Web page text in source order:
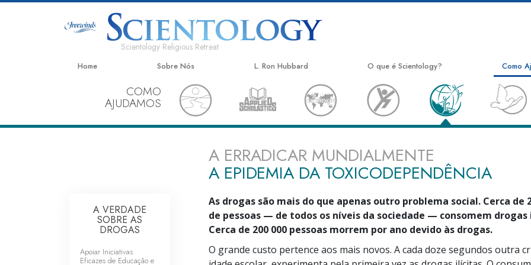
Scientology Religious Retreat
Home Sobre Nós L. Ron Hubbard O que é Scientology?
Crenças e Práticas
Credos e Códigos de Scientology
sobre Scientology
Conheça um Scientologist
Dentro duma Igreja
Os Princípios Básicos de Scientology
Uma Introdução a Dianética
Como
O
Unidos
Direitos
COMO
AJUDAMOS
A ERRADICAR MUNDIALMENTE
A EPIDEMIA DA TOXICODEPENDÊNCIA
As drogas são mais do que apenas outro problema social. Cerca de
de pessoas — de todos os níveis da sociedade — consomem drogas
Cerca de 200 000 pessoas morrem por ano devido às drogas.
O grande custo pertence aos mais novos. A cada doze segundos outra
A VERDADE
SOBRE AS
DROGAS
Apoiar Iniciativas
Eficazes de Educação e